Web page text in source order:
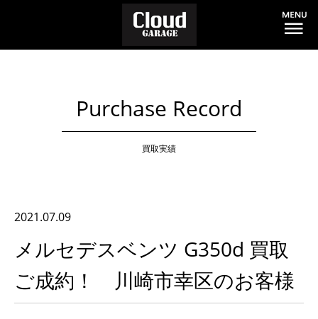
Purchase Record
買取実績
2021.07.09
メルセデスベンツ G350d 買取
ご成約！ 川崎市幸区のお客様